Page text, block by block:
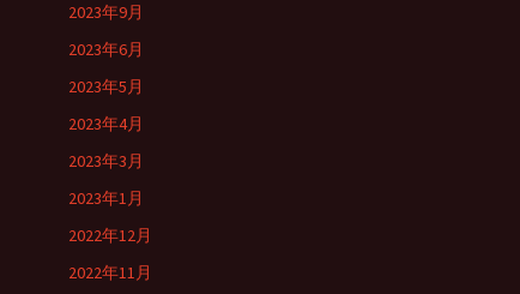
2023年9月
2023年6月
2023年5月
2023年4月
2023年3月
2023年1月
2022年12月
2022年11月